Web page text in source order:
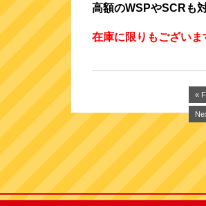
高額のWSPやSCRも
在庫に限りもござい
«